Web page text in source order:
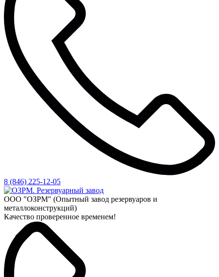
8 (846) 225-12-05
ООО "ОЗРМ" (Опытный завод резервуаров и
металлоконструкций)
Качество проверенное временем!